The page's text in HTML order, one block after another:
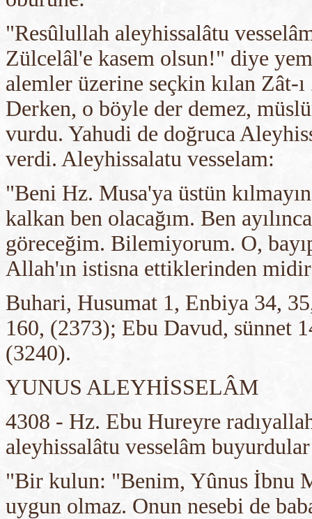
"Resûlullah aleyhissalâtu
Zülcelâl'e kasem olsun!" diye
alemler üzerine seçkin kılan
Derken, o böyle der demez,
vurdu. Yahudi de doğruca
verdi. Aleyhissalatu vesselam:
"Beni Hz. Musa'ya üstün
kalkan ben olacağım. Ben
göreceğim. Bilemiyorum. O,
Allah'ın istisna ettiklerinden
Buhari, Husumat 1, Enbiya 34,
160, (2373); Ebu Davud, sünnet
(3240).
YUNUS ALEYHİSSELÂM
4308 - Hz. Ebu Hureyre
aleyhissalâtu vesselâm
"Bir kulun: "Benim, Yûnus İbnu
uygun olmaz. Onun nesebi de